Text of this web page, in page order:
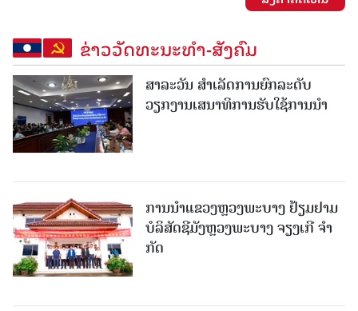
ຂ່າວວັດທະນະທຳ-ສັງຄົມ
ສາລະວັນ ສໍາເລັດການຍົກລະດັບ
ວຽກງານເສນາທິການຮັບໃຊ້ການນໍາ
ການນຳແຂວງຫຼວງພະບາງ ຢ້ຽມ​ຢາມ
ບໍ​ລິ​ສັດຊີມັງຫຼວງພະບາງ ຈຽງເກີ ຈໍາ
ກັດ